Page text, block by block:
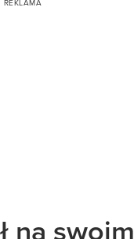
na swoim